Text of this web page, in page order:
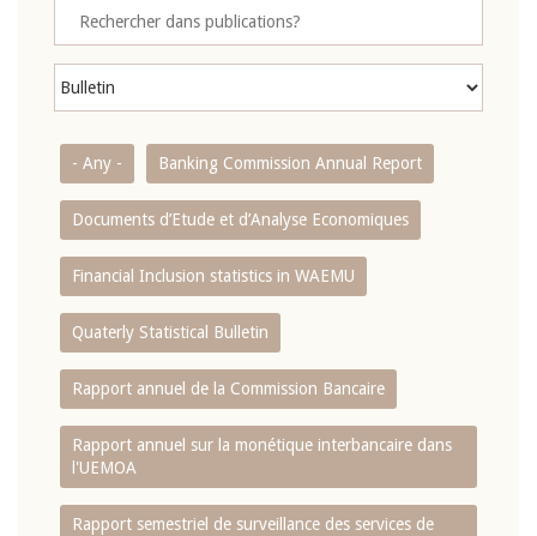
- Any - Banking Commission Annual Report
Documents d’Etude et d’Analyse Economiques
Financial Inclusion statistics in WAEMU
Quaterly Statistical Bulletin
Rapport annuel de la Commission Bancaire
Rapport annuel sur la monétique interbancaire dans
l'UEMOA
Rapport semestriel de surveillance des services de